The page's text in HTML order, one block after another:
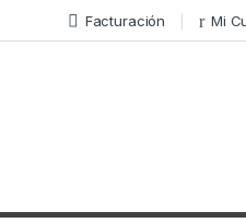
Facturación Mi